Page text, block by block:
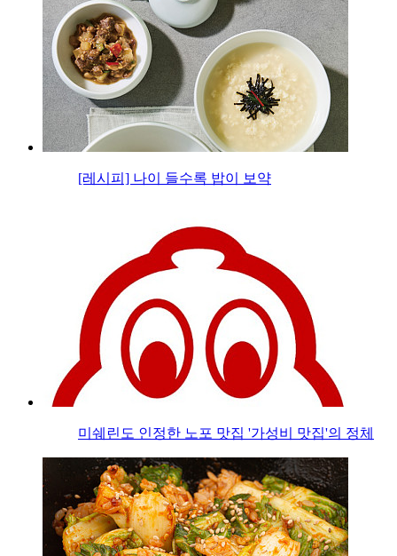
[레시피] 나이 들수록 밥이 보약
미쉐린도 인정한 노포 맛집 '가성비 맛집'의 정체